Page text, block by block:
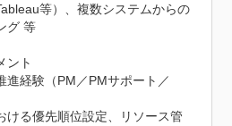
等）、複数システムからの
グ 等
ント
進経験（PM／PMサポート／
ける優先順位設定、リソース管